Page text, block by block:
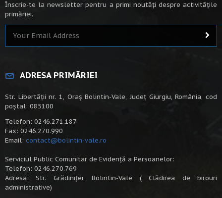
Înscrie-te la newsletter pentru a primi noutăți despre activitățile
primăriei.
ADRESA PRIMĂRIEI
Str. Libertății nr. 1, Oraș Bolintin-Vale, Județ Giurgiu, România, cod
poștal: 085100
Telefon: 0246.271.187
Fax: 0246.270.990
Email: contact@bolintin-vale.ro
Serviciul Public Comunitar de Evidență a Persoanelor:
Telefon: 0246.270.769
Adresa: Str. Grădiniței, Bolintin-Vale ( Clădirea de birouri
administrative)